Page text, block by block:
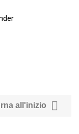
all'inizio 